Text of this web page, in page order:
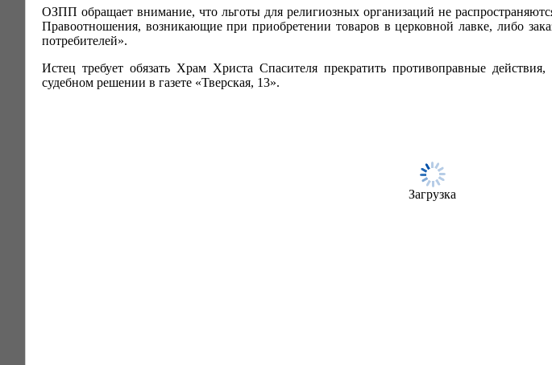
ОЗПП обращает внимание, что льготы для религиозных организаций не
Правоотношения, возникающие при приобретении товаров в церковной лавке, либо
потребителей».
Истец требует обязать Храм Христа Спасителя прекратить противоправные
судебном решении в газете «Тверская, 13».
Загрузка